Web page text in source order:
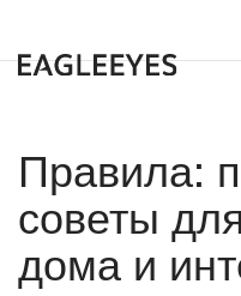
Правила:
советы
дома и